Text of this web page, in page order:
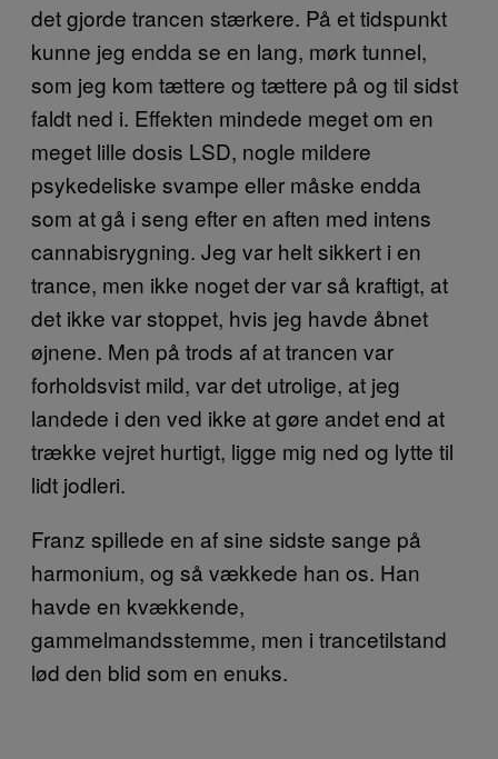
det gjorde trancen stærkere. På et tidspunkt
kunne jeg endda se en lang, mørk tunnel,
som jeg kom tættere og tættere på og til sidst
faldt ned i. Effekten mindede meget om en
meget lille dosis LSD, nogle mildere
psykedeliske svampe eller måske endda
som at gå i seng efter en aften med intens
cannabisrygning. Jeg var helt sikkert i en
trance, men ikke noget der var så kraftigt, at
det ikke var stoppet, hvis jeg havde åbnet
øjnene. Men på trods af at trancen var
forholdsvist mild, var det utrolige, at jeg
landede i den ved ikke at gøre andet end at
trække vejret hurtigt, ligge mig ned og lytte til
lidt jodleri.
Franz spillede en af sine sidste sange på
harmonium, og så vækkede han os. Han
havde en kvækkende,
gammelmandsstemme, men i trancetilstand
lød den blid som en enuks.